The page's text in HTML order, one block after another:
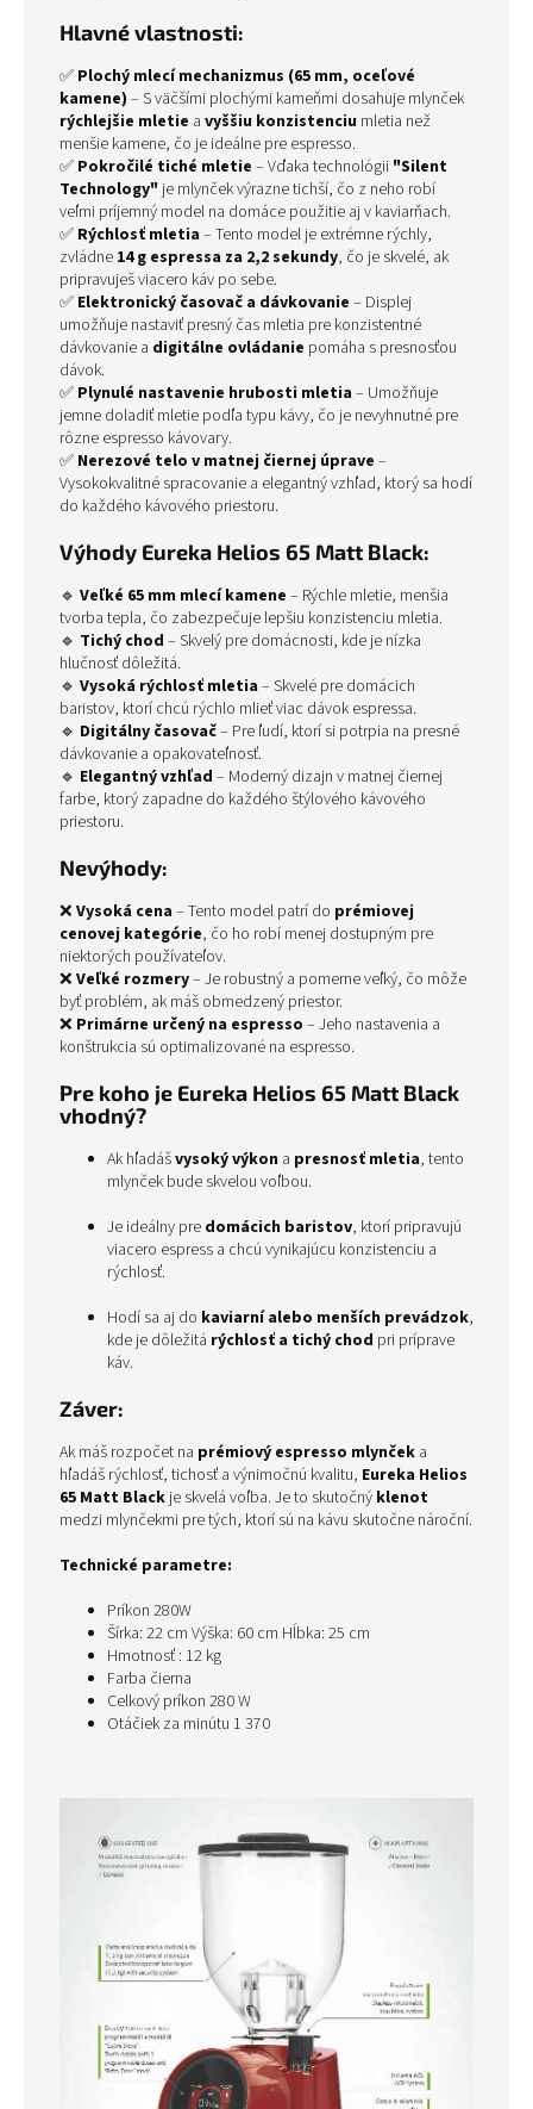
Hlavné vlastnosti:
✅ Plochý mlecí mechanizmus (65 mm, oceľové
kamene) – S väčšími plochými kameňmi dosahuje mlynček
rýchlejšie mletie a vyššiu konzistenciu mletia než
menšie kamene, čo je ideálne pre espresso.
✅ Pokročilé tiché mletie – Vďaka technológii "Silent
Technology" je mlynček výrazne tichší, čo z neho robí
veľmi príjemný model na domáce použitie aj v kaviarňach.
✅ Rýchlosť mletia – Tento model je extrémne rýchly,
zvládne 14 g espressa za 2,2 sekundy, čo je skvelé, ak
pripravuješ viacero káv po sebe.
✅ Elektronický časovač a dávkovanie – Displej
umožňuje nastaviť presný čas mletia pre konzistentné
dávkovanie a digitálne ovládanie pomáha s presnosťou
dávok.
✅ Plynulé nastavenie hrubosti mletia – Umožňuje
jemne doladiť mletie podľa typu kávy, čo je nevyhnutné pre
rôzne espresso kávovary.
✅ Nerezové telo v matnej čiernej úprave –
Vysokokvalitné spracovanie a elegantný vzhľad, ktorý sa hodí
do každého kávového priestoru.
Výhody Eureka Helios 65 Matt Black:
🔹 Veľké 65 mm mlecí kamene – Rýchle mletie, menšia
tvorba tepla, čo zabezpečuje lepšiu konzistenciu mletia.
🔹 Tichý chod – Skvelý pre domácnosti, kde je nízka
hlučnosť dôležitá.
🔹 Vysoká rýchlosť mletia – Skvelé pre domácich
baristov, ktorí chcú rýchlo mlieť viac dávok espressa.
🔹 Digitálny časovač– Pre ľudí, ktorí si potrpia na presné
dávkovanie a opakovateľnosť.
🔹 Elegantný vzhľad – Moderný dizajn v matnej čiernej
farbe, ktorý zapadne do každého štýlového kávového
priestoru.
Nevýhody:
❌ Vysoká cena – Tento model patrí do prémiovej
cenovej kategórie, čo ho robí menej dostupným pre
niektorých používateľov.
❌ Veľké rozmery– Je robustný a pomerne veľký, čo môže
byť problém, ak máš obmedzený priestor.
❌ Primárne určený na espresso – Jeho nastavenia a
konštrukcia sú optimalizované na espresso.
Pre koho je Eureka Helios 65 Matt Black
vhodný?
Ak hľadášvysoký výkon a presnosť mletia, tento
mlynček bude skvelou voľbou.
Je ideálny pre domácich baristov, ktorí pripravujú
viacero espress a chcú vynikajúcu konzistenciu a
rýchlosť.
Hodí sa aj do kaviarní alebo menších prevádzok,
kde je dôležitá rýchlosť a tichý chod pri príprave
káv.
Záver:
Ak máš rozpočet na prémiový espresso mlynček a
hľadáš rýchlosť, tichosť a výnimočnú kvalitu, Eureka Helios
65 Matt Black je skvelá voľba. Je to skutočný klenot
medzi mlynčekmi pre tých, ktorí sú na kávu skutočne nároční.
Technické parametre:
Príkon 280W
Šírka: 22 cm Výška: 60 cm Hĺbka: 25 cm
Hmotnosť : 12 kg
Farba čierna
Celkový príkon 280 W
Otáčiek za minútu 1 370